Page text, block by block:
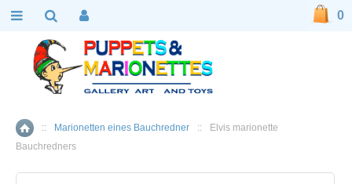
Home
:: Marionetten eines Bauchredner ::
Elvis marionette
Bauchredners
0